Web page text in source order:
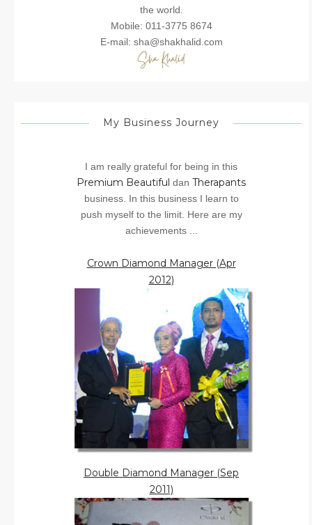
the world.
Mobile: 011-3775 8674
E-mail: sha@shakhalid.com
My Business Journey
I am really grateful for being in this
Premium Beautiful dan Therapants
business. In this business I learn to
push myself to the limit. Here are my
achievements ...
Crown Diamond Manager (Apr
2012)
Double Diamond Manager (Sep
2011)